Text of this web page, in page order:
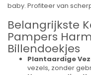
baby. Profiteer van
Belangrijkste
Pampers
Billendoekjes
Plantaardige
vezels, zonder